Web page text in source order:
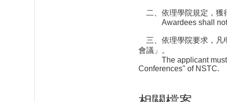
二、依理學院規定，獲
Awardees shall not
三、依理學院要求，凡
會議」。
The applicant must
Conferences" of NSTC.